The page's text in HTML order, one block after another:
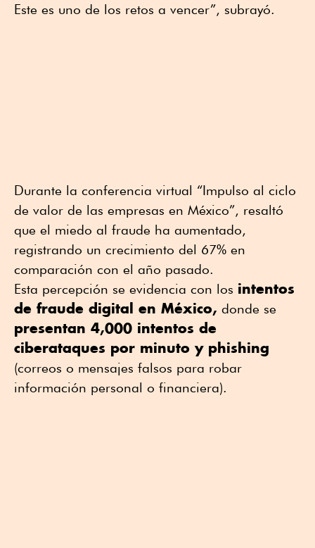
Este es uno de los retos a vencer”, subrayó.
Durante la conferencia virtual “Impulso al ciclo
de valor de las empresas en México”, resaltó
que el miedo al fraude ha aumentado,
registrando un crecimiento del 67% en
comparación con el año pasado.
Esta percepción se evidencia con los intentos
de fraude digital en México, donde se
presentan 4,000 intentos de
ciberataques por minuto y phishing
(correos o mensajes falsos para robar
información personal o financiera).